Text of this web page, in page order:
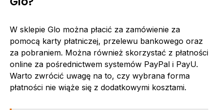
W sklepie Glo można płacić za zamówienie za
pomocą karty płatniczej, przelewu bankowego oraz
za pobraniem. Można również skorzystać z płatności
online za pośrednictwem systemów PayPal i PayU.
Warto zwrócić uwagę na to, czy wybrana forma
płatności nie wiąże się z dodatkowymi kosztami.